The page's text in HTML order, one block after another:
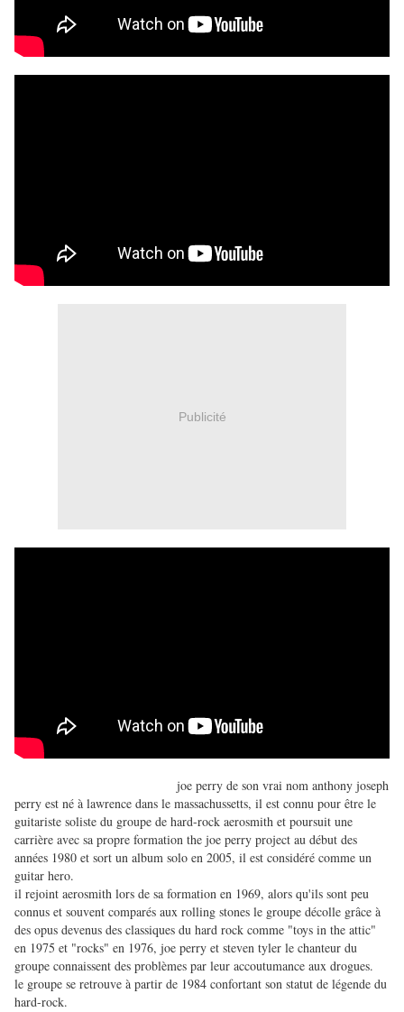
Publicité
joe perry de son vrai nom anthony joseph
perry est né à lawrence dans le massachussetts, il est connu pour être le
guitariste soliste du groupe de hard-rock aerosmith et poursuit une
carrière avec sa propre formation the joe perry project au début des
années 1980 et sort un album solo en 2005, il est considéré comme un
guitar hero.
il rejoint aerosmith lors de sa formation en 1969, alors qu'ils sont peu
connus et souvent comparés aux rolling stones le groupe décolle grâce à
des opus devenus des classiques du hard rock comme "toys in the attic"
en 1975 et "rocks" en 1976, joe perry et steven tyler le chanteur du
groupe connaissent des problèmes par leur accoutumance aux drogues.
le groupe se retrouve à partir de 1984 confortant son statut de légende du
hard-rock.